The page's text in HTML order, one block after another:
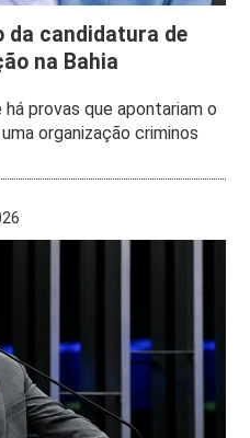
da candidatura de
na Bahia
provas que apontariam o
organização criminos